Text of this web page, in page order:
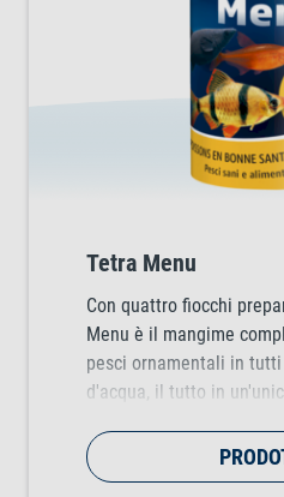
Tetra Menu
Con quattro fiocchi
Menu è il mangime
pesci ornamentali in
d'acqua, il tutto in
contiene sostante
vitamine, minerali e